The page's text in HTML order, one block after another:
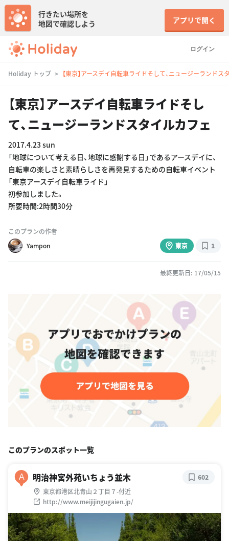
ログイン
行きたい場所を
地図で確認しよう
アプリで開く
Holiday トップ 【東京】アースデイ自転車ライドそして、ニュージーランドス
【東京】アースデイ自転車ライドそし
て、ニュージーランドスタイルカフェ
2017.4.23 sun
「地球について考える日、地球に感謝する日」であるアースデイに、
自転車の楽しさと素晴らしさを再発見するための自転車イベント
「東京アースデイ自転車ライド」
初参加しました。
所要時間:2時間30分
このプランの作者
Yampon
東京 1
最終更新日: 17/05/15
このプランのスポット一覧
A 明治神宮外苑いちょう並木
東京都港区北青山２丁目７-付近
http://www.meijijingugaien.jp/
602